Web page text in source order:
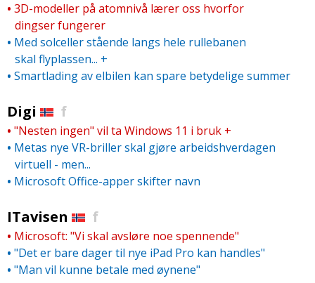
• 3D-modeller på atomnivå lærer oss hvorfor
dingser fungerer
• Med solceller stående langs hele rullebanen
skal flyplassen... +
• Smartlading av elbilen kan spare betydelige summer
Digi f
• "Nesten ingen" vil ta Windows 11 i bruk +
• Metas nye VR-briller skal gjøre arbeidshverdagen
virtuell - men...
• Microsoft Office-apper skifter navn
ITavisen f
• Microsoft: "Vi skal avsløre noe spennende"
• "Det er bare dager til nye iPad Pro kan handles"
• "Man vil kunne betale med øynene"